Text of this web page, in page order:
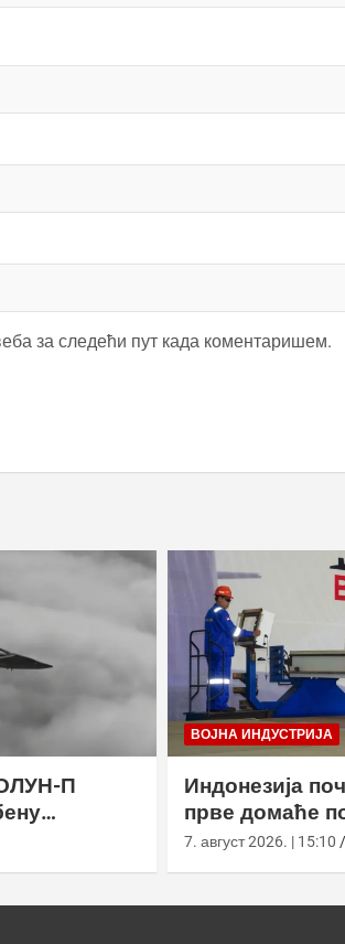
за следећи пут када коментаришем.
П
ВОЈНА ИНДУСТРИЈА
Индонезија
прве домаће
класе Сцорпèне
7. август 2026. | 15:10